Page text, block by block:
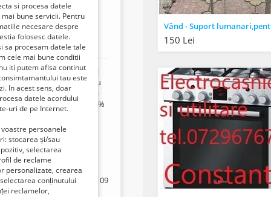
Constanta, Romania
- Constructii si Instalatii
ti mesaje,posibil,sa nu
la dispozitie si in sistem de
un avans minim de 35%
- Confectii metalice si
-
de uz
si civile-
si termice.Informatii si
clienti. Luni - Vineri - orele 09
-
150 Lei
si procesa datele
bune servicii. Pentru
necesare despre
folosesc datele.
sa procesam datele tale
cele mai bune conditii
iti putem afisa continut
tau este
In acest sens, doar
datele acordului
uri de pe Internet.
persoanele
stocarea și/sau
selectarea
de reclame
personalizate, crearea
conținutului
reclamelor,